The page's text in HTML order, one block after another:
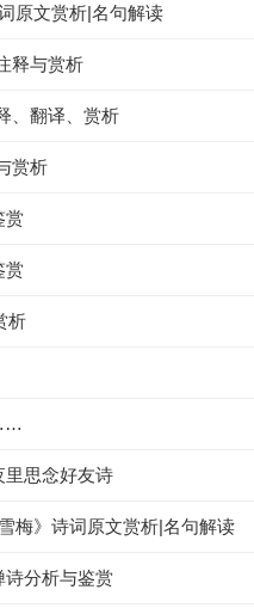
原文赏析|名句解读
释与赏析
、翻译、赏析
赏析
赏
赏
析
里思念好友诗
梅》诗词原文赏析|名句解读
诗分析与鉴赏